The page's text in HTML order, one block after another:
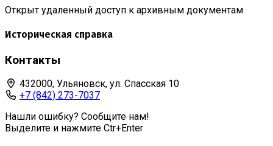
Открыт удаленный доступ к архивным документам
Историческая справка
Контакты
432000, Ульяновск, ул. Спасская 10
+7 (842) 273-7037
Нашли ошибку? Сообщите нам!
Выделите и нажмите Ctr+Enter